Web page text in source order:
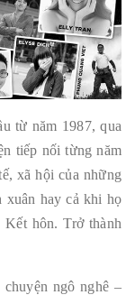
từ năm 1987, qua
tiếp nối từng năm
xã hội của những
xuân hay cả khi họ
hôn. Trở thành
ngô nghê –